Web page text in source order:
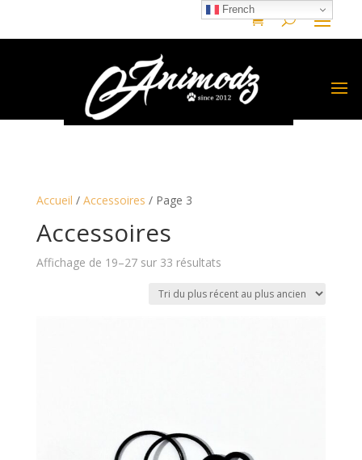
Accueil / Accessoires / Page 3
Accessoires
Affichage de 19–27 sur 33 résultatsTrié
plus
French